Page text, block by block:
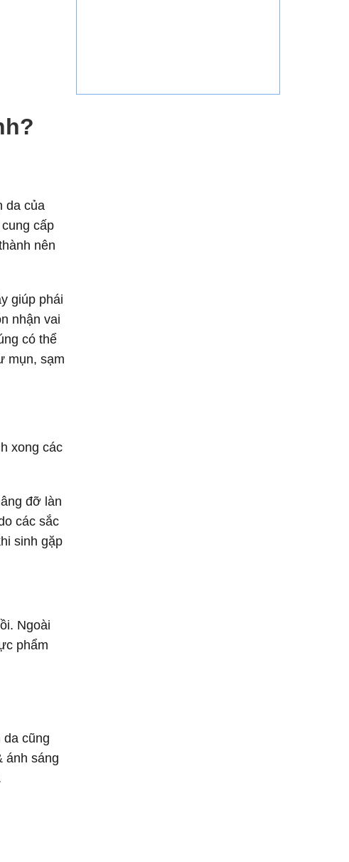
da của
cấp
nên
giúp phái
nhận vai
có thể
mụn, sạm
xong các
đỡ làn
các sắc
sinh gặp
Ngoài
phẩm
cũng
ánh sáng